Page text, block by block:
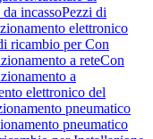
incassoPezzi di
elettronico
ricambio per Con
a reteCon
a
elettronico del
pneumatico
pneumatico